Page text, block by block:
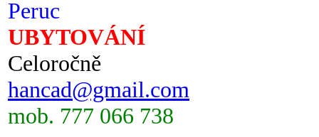
Peruc
UBYTOVÁNÍ
Celoročně
hancad@gmail.com
mob. 777 066 738